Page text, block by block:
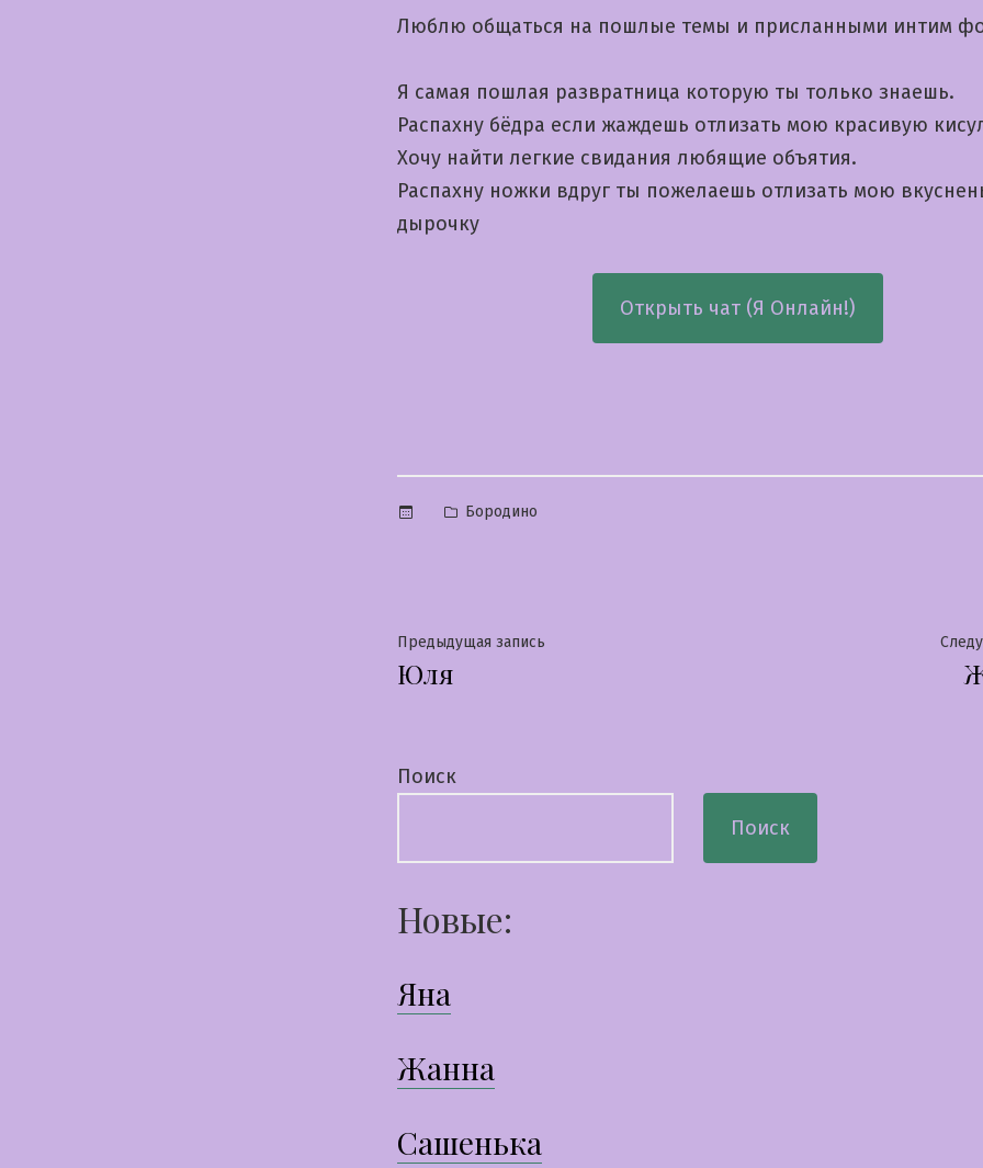
Люблю общаться на пошлые темы и приcланными интим
Я самая пошлая развратница которую ты только знаешь.
Распахну бёдра если жаждешь отлизать мою красивую
Хочу найти легкие свидания любящие объятия.
Распахну ножки вдруг ты пожелаешь отлизать мою
дырочку
Открыть чат (Я Онлайн!)
Опубликовано
Бородино
Навигация
по
Предыдущая запись
Юля
Поиск
Поиск
Новые:
Яна
Жанна
Сашенька